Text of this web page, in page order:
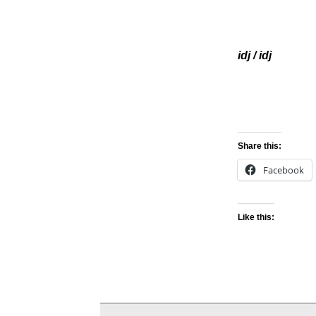
idj / idj
Share this:
Facebook
Like this: